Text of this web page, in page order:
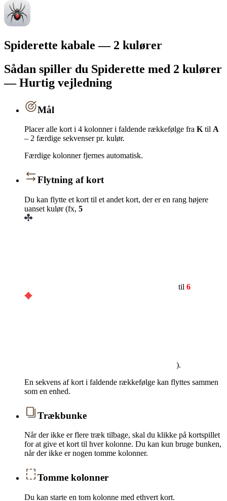
Spiderette kabale — 2 kulører
Sådan spiller du Spiderette med 2 kulører
— Hurtig vejledning
Mål
Placer alle kort i 4 kolonner i faldende rækkefølge fra Ktil A
– 2 færdige sekvenser pr. kulør.
Færdige kolonner fjernes automatisk.
Flytning af kort
Du kan flytte et kort til et andet kort, der er en rang højere
uanset kulør (fx, 5
til 6
).
En sekvens af kort i faldende rækkefølge kan flyttes sammen
som en enhed.
Trækbunke
Når der ikke er flere træk tilbage, skal du klikke på kortspillet
for at give et kort til hver kolonne. Du kan kun bruge bunken,
når der ikke er nogen tomme kolonner.
Tomme kolonner
Du kan starte en tom kolonne med ethvert kort.